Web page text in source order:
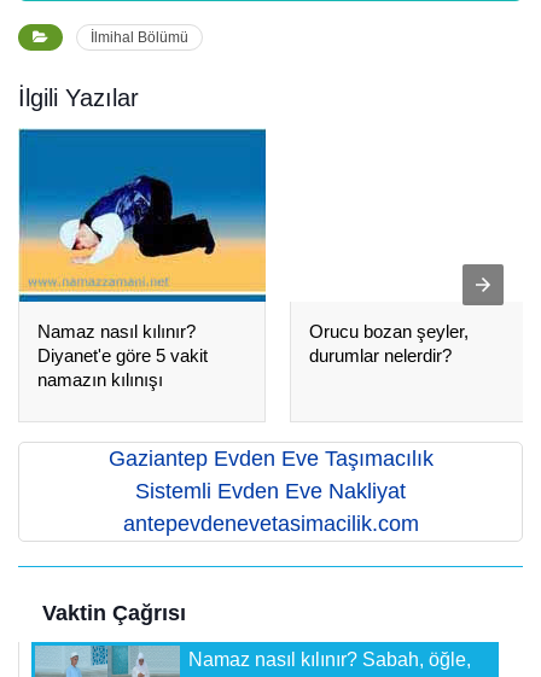
İlmihal Bölümü
İlgili Yazılar
Namaz nasıl kılınır?
Diyanet'e göre 5 vakit
namazın kılınışı
Orucu bozan şeyler,
durumlar nelerdir?
Gaziantep Evden Eve Taşımacılık
Sistemli Evden Eve Nakliyat
antepevdenevetasimacilik.com
Vaktin Çağrısı
Namaz nasıl kılınır? Sabah, öğle,